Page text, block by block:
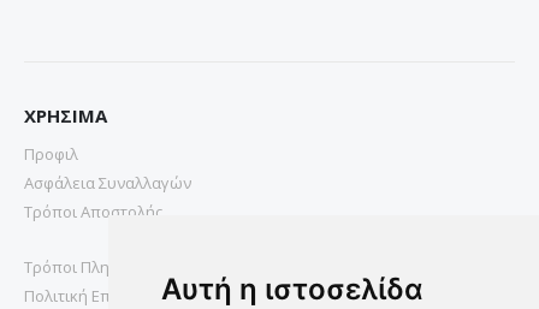
Αυτή η ιστοσελίδα
ΧΡΗΣΙΜΑ
Προφιλ
Ασφάλεια Συναλλαγών
Τρόποι Αποστολής
Τρόποι Πληρωμής
Πολιτική Επιστροφών